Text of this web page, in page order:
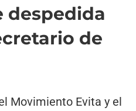
despedida
de
Movimiento Evita y el